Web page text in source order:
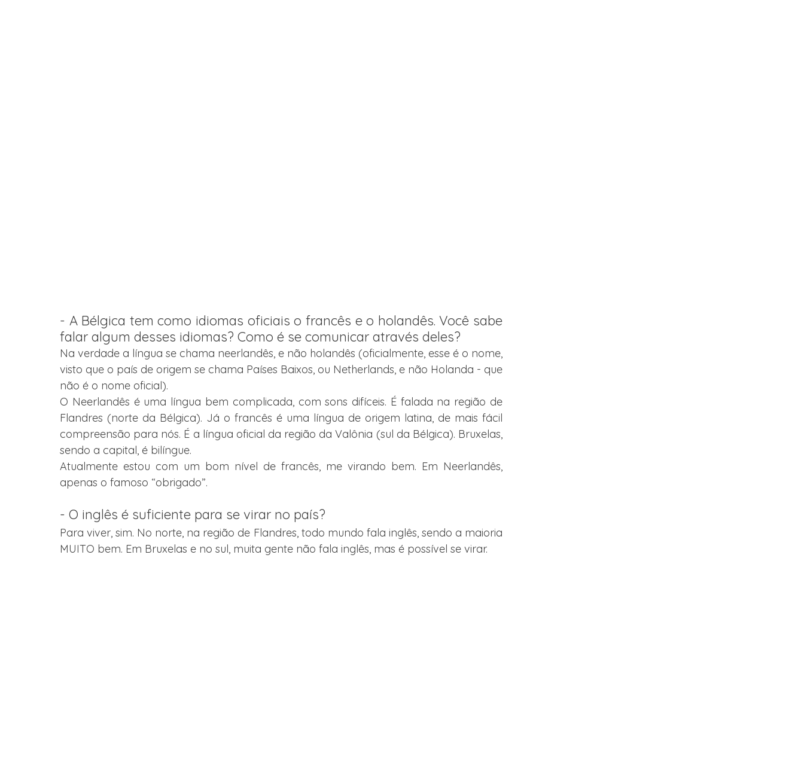
- A Bélgica tem como idiomas oficiais o francês e o holandês. Você sabe
falar algum desses idiomas? Como é se comunicar através deles?
Na verdade a língua se chama neerlandês, e não holandês (oficialmente, esse é o nome,
visto que o país de origem se chama Países Baixos, ou Netherlands, e não Holanda - que
não é o nome oficial).
O Neerlandês é uma língua bem complicada, com sons difíceis. É falada na região de
Flandres (norte da Bélgica). Já o francês é uma língua de origem latina, de mais fácil
compreensão para nós. É a língua oficial da região da Valônia (sul da Bélgica). Bruxelas,
sendo a capital, é bilíngue.
Atualmente estou com um bom nível de francês, me virando bem. Em Neerlandês,
apenas o famoso “obrigado”.
- O inglês é suficiente para se virar no país?
Para viver, sim. No norte, na região de Flandres, todo mundo fala inglês, sendo a maioria
MUITO bem. Em Bruxelas e no sul, muita gente não fala inglês, mas é possível se virar.